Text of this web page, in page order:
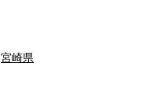
宮崎県